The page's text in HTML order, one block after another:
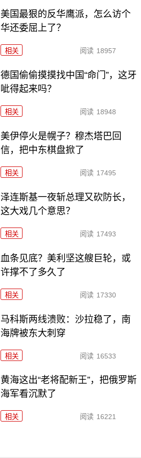
美国最狠的反华鹰派，怎么访个
华还委屈上了？
相关 阅读 18957
德国偷偷摸摸找中国“命门”，这牙
呲得起来吗？
相关 阅读 18948
美伊停火是幌子？穆杰塔巴回
信，把中东棋盘掀了
相关 阅读 17495
泽连斯基一夜斩总理又砍防长，
这大戏几个意思？
相关 阅读 17493
血条见底？美利坚这艘巨轮，或
许撑不了多久了
相关 阅读 17330
马科斯两线溃败：沙拉稳了，南
海牌被东大刺穿
相关 阅读 16533
黄海这出“老将配新王”，把俄罗斯
海军看沉默了
相关 阅读 16221